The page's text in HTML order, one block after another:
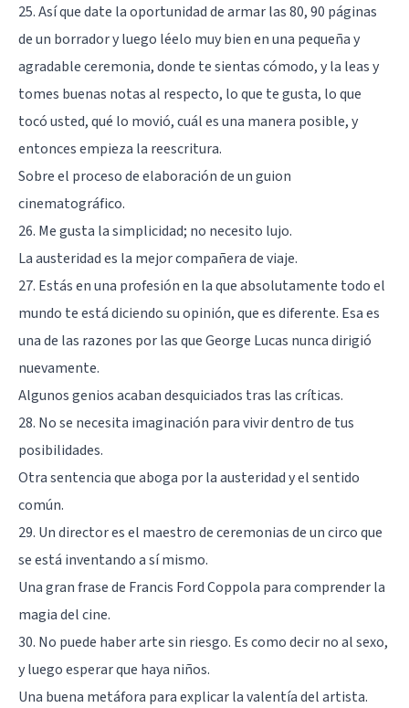
25. Así que date la oportunidad de armar las 80, 90 páginas
de un borrador y luego léelo muy bien en una pequeña y
agradable ceremonia, donde te sientas cómodo, y la leas y
tomes buenas notas al respecto, lo que te gusta, lo que
tocó usted, qué lo movió, cuál es una manera posible, y
entonces empieza la reescritura.
Sobre el proceso de elaboración de un guion
cinematográfico.
26. Me gusta la simplicidad; no necesito lujo.
La austeridad es la mejor compañera de viaje.
27. Estás en una profesión en la que absolutamente todo el
mundo te está diciendo su opinión, que es diferente. Esa es
una de las razones por las que George Lucas nunca dirigió
nuevamente.
Algunos genios acaban desquiciados tras las críticas.
28. No se necesita imaginación para vivir dentro de tus
posibilidades.
Otra sentencia que aboga por la austeridad y el sentido
común.
29. Un director es el maestro de ceremonias de un circo que
se está inventando a sí mismo.
Una gran frase de Francis Ford Coppola para comprender la
magia del cine.
30. No puede haber arte sin riesgo. Es como decir no al sexo,
y luego esperar que haya niños.
Una buena metáfora para explicar la valentía del artista.